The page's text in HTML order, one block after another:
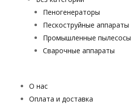
Пеногенераторы
Пескоструйные аппараты
Промышленные пылесосы
Сварочные аппараты
О нас
Оплата и доставка